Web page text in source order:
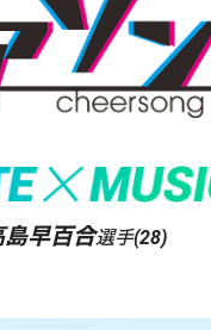
島早百合選手(28)